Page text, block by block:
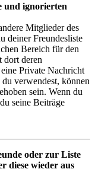
und ignorierten
Mitglieder des
deiner Freundesliste
Bereich für den
dort deren
Private Nachricht
verwendest, können
sein. Wenn du
seine Beiträge
oder zur Liste
diese wieder aus